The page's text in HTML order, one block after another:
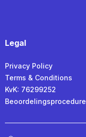
Legal
Privacy Policy
Terms & Conditions
KvK: 76299252
Beoordelingsprocedure